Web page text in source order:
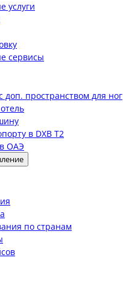
услуги
сервисы
доп. пространством для ног
в DXB T2
ОАЭ
по странам